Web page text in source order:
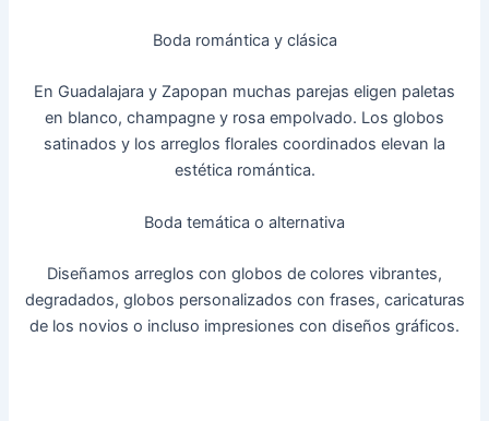
Boda romántica y clásica
En Guadalajara y Zapopan muchas parejas eligen paletas
en blanco, champagne y rosa empolvado. Los globos
satinados y los arreglos florales coordinados elevan la
estética romántica.
Boda temática o alternativa
Diseñamos arreglos con globos de colores vibrantes,
degradados, globos personalizados con frases, caricaturas
de los novios o incluso impresiones con diseños gráficos.